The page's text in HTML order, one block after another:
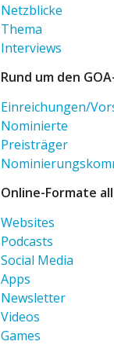
Netzblicke
Thema
Interviews
Rund um den
Einreichungen/
Nominierte
Preisträger
Online-Formate
Websites
Podcasts
Social Media
Apps
Newsletter
Videos
Games